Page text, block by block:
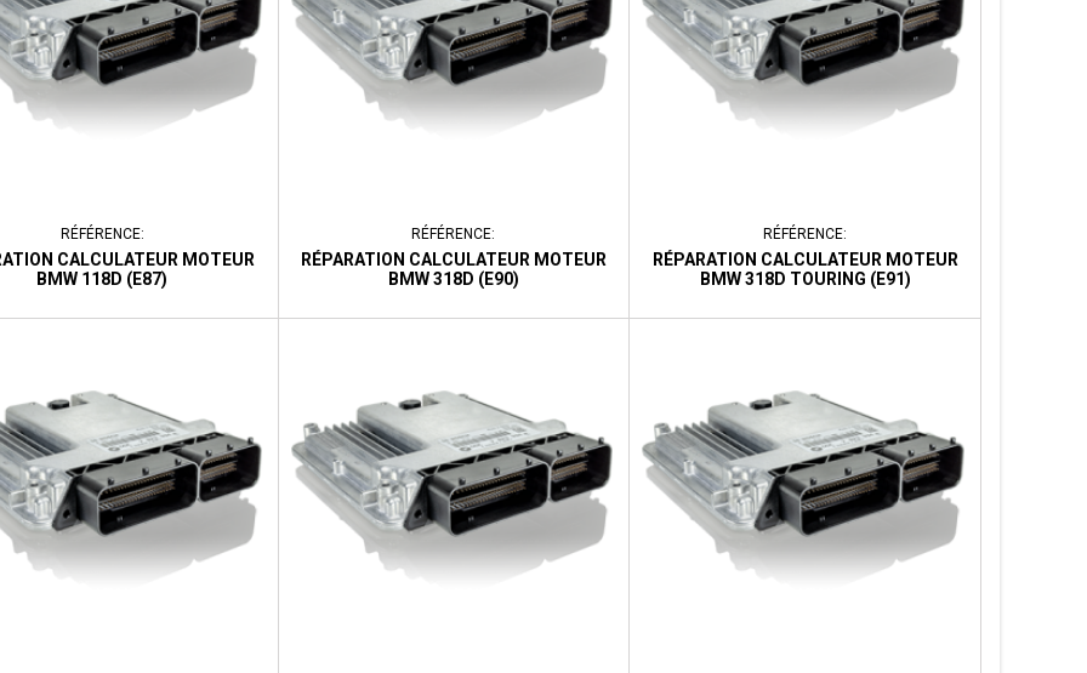
RÉFÉRENCE:
CALCULATEUR MOTEUR
BMW 118D (E87)
RÉFÉRENCE:
RÉPARATION CALCULATEUR MOTEUR
BMW 318D (E90)
RÉFÉRENCE:
RÉPARATION CALCULATEUR MOTEUR
BMW 318D TOURING (E91)